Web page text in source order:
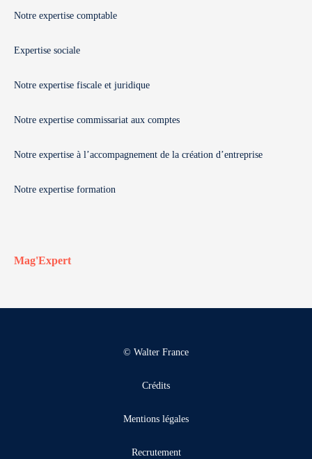
Notre expertise comptable
Expertise sociale
Notre expertise fiscale et juridique
Notre expertise commissariat aux comptes
Notre expertise à l’accompagnement de la création d’entreprise
Notre expertise formation
Mag'Expert
© Walter France
Crédits
Mentions légales
Recrutement